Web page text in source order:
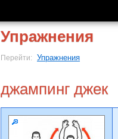
Упражнения
Перейти: Упражнения
джампинг джек